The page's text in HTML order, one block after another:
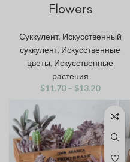
Flowers
Суккулент, Искусственный
суккулент, Искусственные
цветы, Искусственные
растения
$11.70 – $13.20